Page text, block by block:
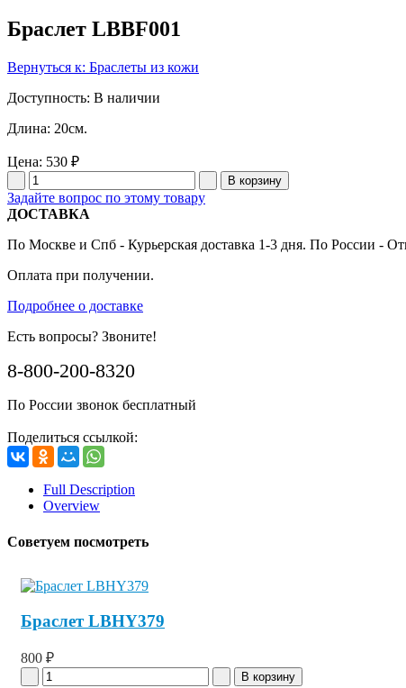
Браслет LBBF001
Вернуться к: Браслеты из кожи
Доступность: В наличии
Длина: 20см.
Цена: 530 ₽
Задайте вопрос по этому товару
ДОСТАВКА
По Москве и Спб - Курьерская доставка 1-3 дня. По России -
Оплата при получении.
Подробнее о доставке
Есть вопросы? Звоните!
8-800-200-8320
По России звонок бесплатный
Поделиться ссылкой:
Full Description
Overview
Советуем посмотреть
Браслет LBHY379
800 ₽